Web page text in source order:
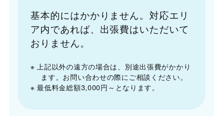
基本的にはかかりません。対応エリ
ア内であれば、出張費はいただいて
おりません。
※ 上記以外の遠方の場合は、別途出張費がかかり
ます。お問い合わせの際にご相談ください。
※ 最低料金総額3,000円～となります。